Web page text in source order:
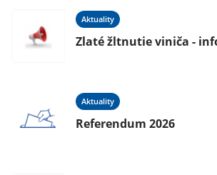
Aktuality
Zlaté žltnutie viniča -
Aktuality
Referendum 2026